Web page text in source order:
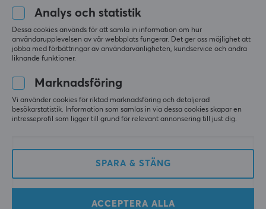
Maximal belastning
145 kg
Vikt
26 kg
Visa original
Arozzi Vernazza Supersoft Fabric Gamingstol - Forest
för 2 mån. sen
3 likes
Jesper J
Verifierad köpare
Level 5
Comfy Scout
Bästa
Nackdel är att bandet på kudden vid svanken är
för kort så man kan intr sätta fast den på stolen
Arozzi Vernazza Supersoft Fabric Gamingstol - Rosa
Analys och statistik
Dessa cookies används för att samla in information om hur
användarupplevelsen av vår webbplats fungerar. Det ger oss möjlighet att
jobba med förbättringar av användarvänligheten, kundservice och andra
liknande funktioner.
Marknadsföring
Vi använder cookies för riktad marknadsföring och detaljerad
besökarstatistik. Information som samlas in via dessa cookies skapar en
intresseprofil som ligger till grund för relevant annonsering till just dig.
SPARA & STÄNG
ACCEPTERA ALLA